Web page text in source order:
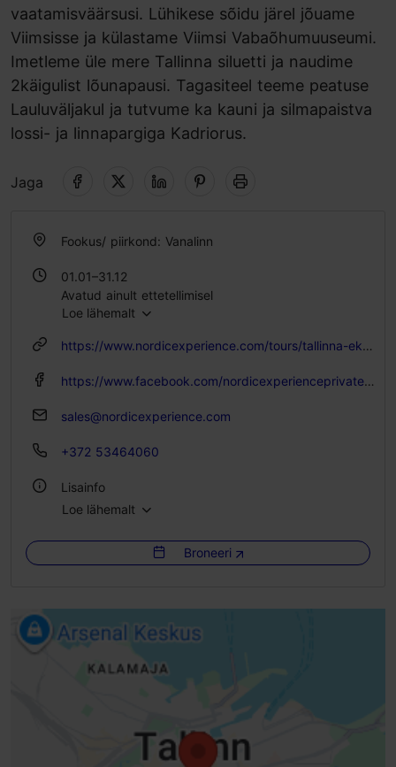
vaatamisväärsusi. Lühikese sõidu järel jõuame
Viimsisse ja külastame Viimsi Vabaõhumuuseumi.
Imetleme üle mere Tallinna siluetti ja naudime
2käigulist lõunapausi. Tagasiteel teeme peatuse
Lauluväljakul ja tutvume ka kauni ja silmapaistva
lossi- ja linnapargiga Kadriorus.
Jaga
Fookus/ piirkond: Vanalinn
01.01–31.12
Avatud ainult ettetellimisel
Loe lähemalt
https://www.nordicexperience.com/tours/tallinna-ekskursioonid/tallinna-bussiekskursioon-ja-keskaegne-vanalinn-koos-mereaarse-lounasoogiga/?lang=et
https://www.facebook.com/nordicexperienceprivatetours
sales@nordicexperience.com
+372 53464060
Lisainfo
Kasutatavad liikumisviisid: jalgsi, bussiga
Broneerimiskohustus
Fookus/ piirkond: Vanalinn
Loe lähemalt
Broneeri